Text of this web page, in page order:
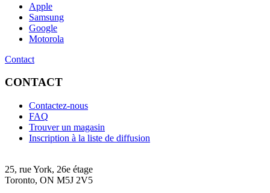
Apple
Samsung
Google
Motorola
Contact
CONTACT
Contactez-nous
FAQ
Trouver un magasin
Inscription à la liste de diffusion
25, rue York, 26e étage
Toronto, ON M5J 2V5